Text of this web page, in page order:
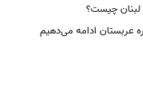
لبنان چیست؟
عربستان ادامه می‌دهیم